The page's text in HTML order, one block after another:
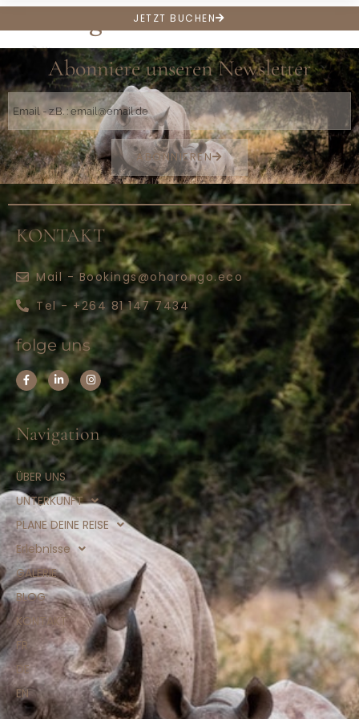
JETZT BUCHEN
Board games
Abonniere unseren Newsletter
ABONNIEREN
KONTAKT
Mail - Bookings@ohorongo.eco
Tel - +264 81 147 7434
folge uns
Navigation
ÜBER UNS
UNTERKUNFT
PLANE DEINE REISE
Erlebnisse
GALERIE
BLOG
KONTAKT
FR
DE
EN